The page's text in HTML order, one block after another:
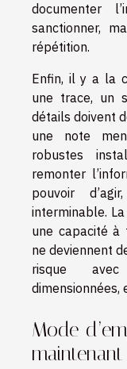
documenter
sanctionner,
répétition.
Enfin, il y a la
une trace, un
détails doivent
une note
robustes
remonter
pouvoir
interminable.
une capacité à
ne deviennent
risque
dimensionnées,
Mode
maintenant